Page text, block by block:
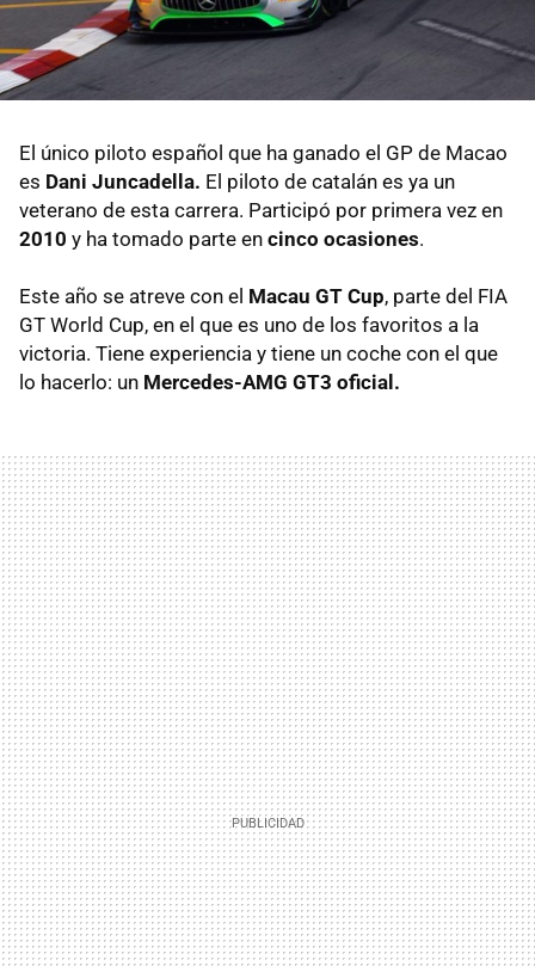
El único piloto español que ha ganado el GP de Macao
es Dani Juncadella. El piloto de catalán es ya un
veterano de esta carrera. Participó por primera vez en
2010 y ha tomado parte en cinco ocasiones.
Este año se atreve con el Macau GT Cup, parte del FIA
GT World Cup, en el que es uno de los favoritos a la
victoria. Tiene experiencia y tiene un coche con el que
lo hacerlo: un Mercedes-AMG GT3 oficial.